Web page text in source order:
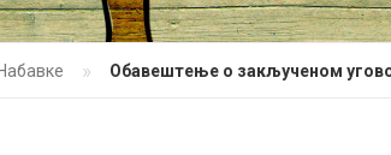
» Обавештење о закљученом